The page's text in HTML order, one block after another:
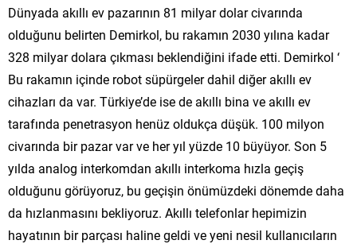
Dünyada akıllı ev pazarının 81 milyar dolar civarında
olduğunu belirten Demirkol, bu rakamın 2030 yılına kadar
328 milyar dolara çıkması beklendiğini ifade etti. Demirkol ‘
Bu rakamın içinde robot süpürgeler dahil diğer akıllı ev
cihazları da var. Türkiye’de ise de akıllı bina ve akıllı ev
tarafında penetrasyon henüz oldukça düşük. 100 milyon
civarında bir pazar var ve her yıl yüzde 10 büyüyor. Son 5
yılda analog interkomdan akıllı interkoma hızla geçiş
olduğunu görüyoruz, bu geçişin önümüzdeki dönemde daha
da hızlanmasını bekliyoruz. Akıllı telefonlar hepimizin
hayatının bir parçası haline geldi ve yeni nesil kullanıcıların